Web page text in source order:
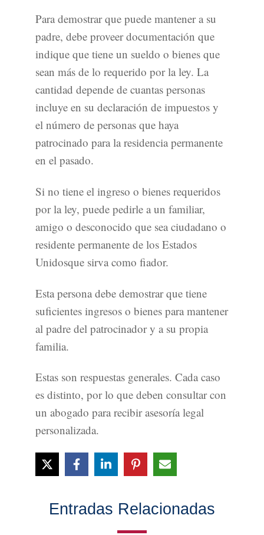
Para demostrar que puede mantener a su
padre, debe proveer documentación que
indique que tiene un sueldo o bienes que
sean más de lo requerido por la ley. La
cantidad depende de cuantas personas
incluye en su declaración de impuestos y
el número de personas que haya
patrocinado para la residencia permanente
en el pasado.
Si no tiene el ingreso o bienes requeridos
por la ley, puede pedirle a un familiar,
amigo o desconocido que sea ciudadano o
residente permanente de los Estados
Unidosque sirva como fiador.
Esta persona debe demostrar que tiene
suficientes ingresos o bienes para mantener
al padre del patrocinador y a su propia
familia.
Estas son respuestas generales. Cada caso
es distinto, por lo que deben consultar con
un abogado para recibir asesoría legal
personalizada.
Entradas Relacionadas